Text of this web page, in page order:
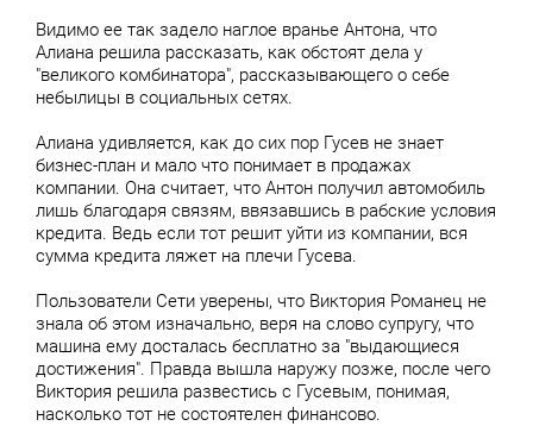
Видимо ее так задело наглое вранье Антона, что
Алиана решила рассказать, как обстоят дела у
"великого комбинатора", рассказывающего о себе
небылицы в социальных сетях.
Алиана удивляется, как до сих пор Гусев не знает
бизнес-план и мало что понимает в продажах
компании. Она считает, что Антон получил автомобиль
лишь благодаря связям, ввязавшись в рабские условия
кредита. Ведь если тот решит уйти из компании, вся
сумма кредита ляжет на плечи Гусева.
Пользователи Сети уверены, что Виктория Романец не
знала об этом изначально, веря на слово супругу, что
машина ему досталась бесплатно за "выдающиеся
достижения". Правда вышла наружу позже, после чего
Виктория решила развестись с Гусевым, понимая,
насколько тот не состоятелен финансово.